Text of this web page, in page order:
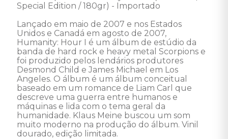
Special Edition / 180gr) - Importado
Lançado em maio de 2007 e nos Estados
Unidos e Canadá em agosto de 2007,
Humanity: Hour I é um álbum de estúdio da
banda de hard rock e heavy metal Scorpions e
foi produzido pelos lendários produtores
Desmond Child e James Michael em Los
Angeles. O álbum é um álbum conceitual
baseado em um romance de Liam Carl que
descreve uma guerra entre humanos e
máquinas e lida com o tema geral da
humanidade. Klaus Meine buscou um som
muito moderno na produção do álbum. Vinil
dourado, edição limitada.